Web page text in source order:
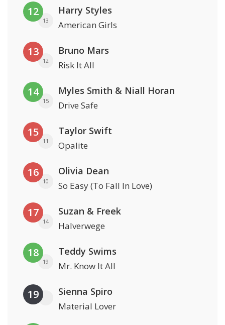
12
13
Harry Styles
American Girls
13
12
Bruno Mars
Risk It All
14
15
Myles Smith & Niall Horan
Drive Safe
15
11
Taylor Swift
Opalite
16
10
Olivia Dean
So Easy (To Fall In Love)
17
14
Suzan & Freek
Halverwege
18
19
Teddy Swims
Mr. Know It All
19 Sienna Spiro
Material Lover